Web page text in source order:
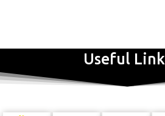
Useful